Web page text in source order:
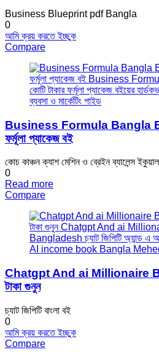
Business Blueprint pdf Bangla
0
আমি ক্রয় করতে ইচ্ছুক
Compare
Business Formula Bangla
ফর্মূলা প্যাকেজ বই
কোচ কাঞ্চন ক্যাশ মেশিন ও ব্রেইন ব্যালেন্স ইকুয়াল
0
Read more
Compare
Chatgpt And ai Millionaire
টাকা গুনুন
চ্যাট জিপিটি বাংলা বই
0
আমি ক্রয় করতে ইচ্ছুক
Compare